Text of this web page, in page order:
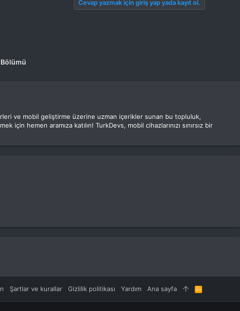
Cevap yazmak için giriş yap yada kayıt ol.
ve mobil geliştirme üzerine uzman içerikler sunan bu topluluk,
hemen aramıza katılın! TurkDevs, mobil cihazlarınızı sınırsız bir
Şartlar ve kurallar Gizlilik politikası Yardım Ana sayfa
R
S
S